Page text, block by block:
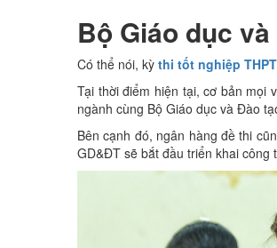
Bộ Giáo dục
Có thể nói, kỳ thi tốt nghiệp THPT
Tại thời điểm hiện tại, cơ bản mọi
ngành cùng Bộ Giáo dục và Đào
Bên cạnh đó, ngân hàng đề thi
GD&ĐT sẽ bắt đầu triển khai công